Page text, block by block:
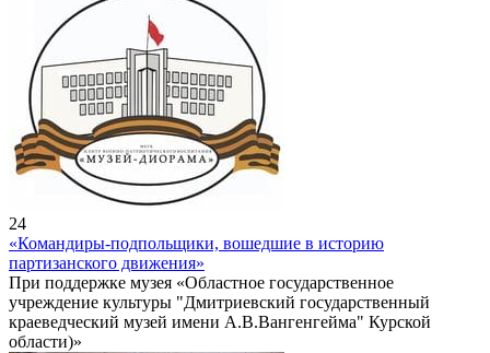
24
«Командиры-подпольщики, вошедшие в историю
партизанского движения»
При поддержке музея «Областное государственное
учреждение культуры "Дмитриевский государственный
краеведческий музей имени А.В.Вангенгейма" Курской
области)»